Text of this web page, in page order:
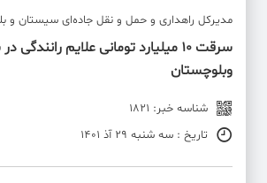
مدیرکل راهداری و حمل و نقل جاده‌ای سیستان و
سرقت ۱۰ میلیارد تومانی علایم
وبلوچستان
شناسه خبر: 1821
تاریخ : سه شنبه 29 آذ 1401